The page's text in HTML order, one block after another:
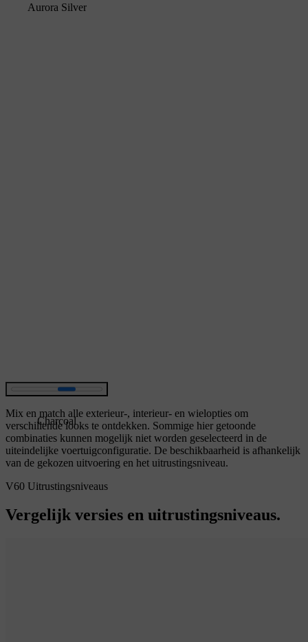
Aurora Silver
Charcoal
Mix en match alle exterieur-, interieur- en wielopties om
verschillende looks te ontdekken. Sommige hier getoonde
combinaties kunnen mogelijk niet worden geselecteerd in de
uiteindelijke voertuigconfiguratie. De beschikbaarheid is afhankelijk
van de gekozen uitvoering en het uitrustingsniveau.
V60 Uitrustingsniveaus
Vergelijk versies en uitrustingsniveaus.